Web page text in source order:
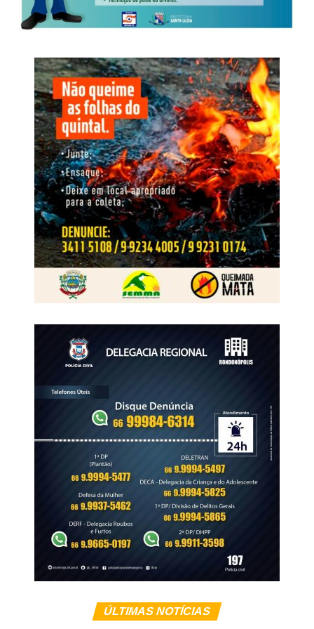
adaptação destinado a contornar apreensões e controles
penitenciários, permitindo a continuidade das
Nome da Operação
O nome Replay faz referência à repetição das condutas e
à capacidade de reorganização identificada após as
operações anteriores. A nova fase busca interromper esse
ciclo, responsabilizar os envolvidos, neutralizar o
comando exercido de dentro do cárcere e retirar da
estrutura os recursos financeiros e patrimoniais utilizados
para manter suas atividades
WhatsApp
Facebook
Twitter
Messenger
LinkedIn
Share
O inquérito instaurado pela Derf de Rondonópolis teve
início após a apreensão de um aparelho celular utilizado
18 de fevereiro de 2025, em uma padaria localizada no
bairro São Sebastião, em Rondonópolis.
O crime foi praticado por dois homens armados, que
anunciaram o roubo e, em seguida, incendiaram as
dependências da padaria. No decorrer das investigações,
os dois suspeitos foram identificados e tiveram as
respectivas prisões preventivas decretadas pela Justiça.
Em maio de 2025, os dois foragidos foram abordados
pela Polícia Rodoviária Federal portando documentos de
identificação falsos. Ambos viajavam como passageiros
de um ônibus interestadual que fazia o trajeto de Cuiabá
Na ocasião, a equipe da Polícia Rodoviária Federal
apreendeu os aparelhos celulares que estavam com os
suspeitos, e o material foi encaminhado à Derf de
Rondonópolis para as providências cabíveis.
A partir da análise do conteúdo extraído dos celulares, os
policiais identificaram a existência de uma célula de
facção com atuação em diversos municípios de Mato
Veja Mais: Rotam recupera motocicleta e duas
armas de fogo furtadas de empresa de segurança
ÚLTIMAS NOTÍCIAS